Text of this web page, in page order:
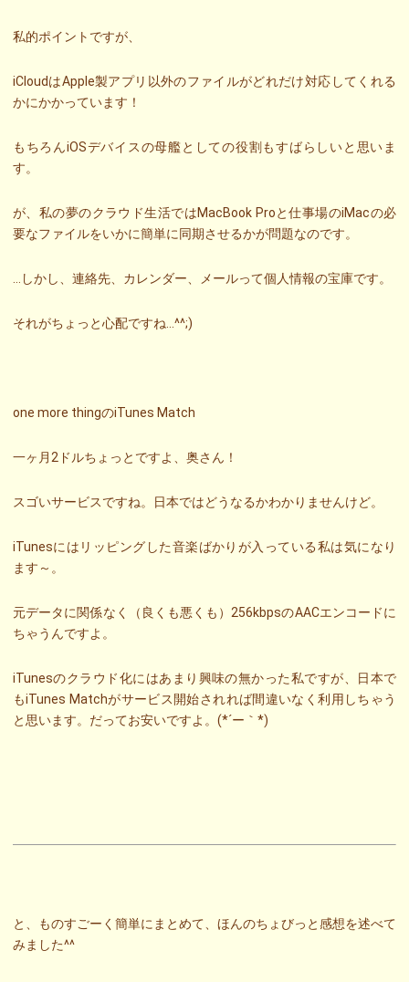
私的ポイントですが、
iCloudはApple製アプリ以外のファイルがどれだけ対応してくれる
かにかかっています！
もちろんiOSデバイスの母艦としての役割もすばらしいと思いま
す。
が、私の夢のクラウド生活ではMacBook Proと仕事場のiMacの必
要なファイルをいかに簡単に同期させるかが問題なのです。
…しかし、連絡先、カレンダー、メールって個人情報の宝庫です。
それがちょっと心配ですね…^^;)
one more thingのiTunes Match
一ヶ月2ドルちょっとですよ、奥さん！
スゴいサービスですね。日本ではどうなるかわかりませんけど。
iTunesにはリッピングした音楽ばかりが入っている私は気になり
ます～。
元データに関係なく（良くも悪くも）256kbpsのAACエンコードに
ちゃうんですよ。
iTunesのクラウド化にはあまり興味の無かった私ですが、日本で
もiTunes Matchがサービス開始されれば間違いなく利用しちゃう
と思います。だってお安いですよ。(*´ー｀*)
と、ものすごーく簡単にまとめて、ほんのちょびっと感想を述べて
みました^^